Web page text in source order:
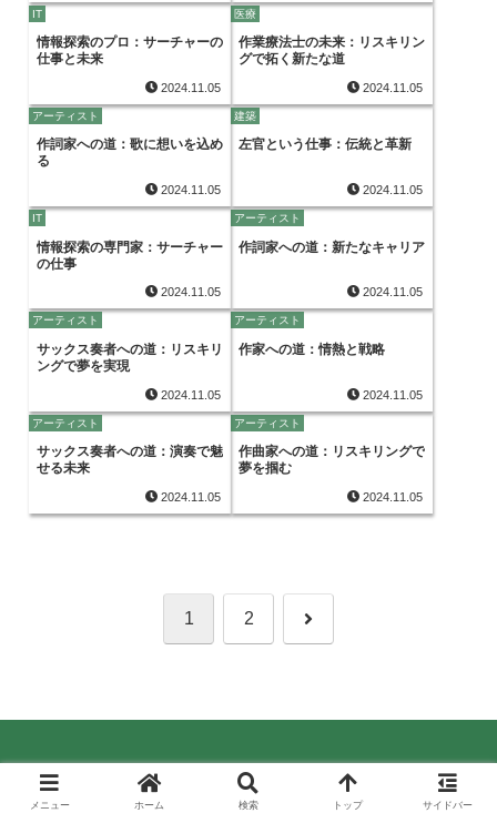
IT
情報探索のプロ：サーチャーの
仕事と未来
2024.11.05
医療
作業療法士の未来：リスキリン
グで拓く新たな道
2024.11.05
アーティスト
作詞家への道：歌に想いを込め
る
2024.11.05
建築
左官という仕事：伝統と革新
2024.11.05
IT
情報探索の専門家：サーチャー
の仕事
2024.11.05
アーティスト
作詞家への道：新たなキャリア
2024.11.05
アーティスト
サックス奏者への道：リスキリ
ングで夢を実現
2024.11.05
アーティスト
作家への道：情熱と戦略
2024.11.05
アーティスト
サックス奏者への道：演奏で魅
せる未来
2024.11.05
アーティスト
作曲家への道：リスキリングで
夢を掴む
2024.11.05
1 2 次
© 2024 リスキリングとキャリアパス.
メニュー ホーム 検索 トップ サイドバー